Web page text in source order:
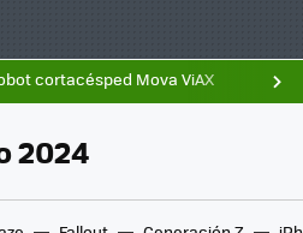
cortacésped Mova ViAX
2024